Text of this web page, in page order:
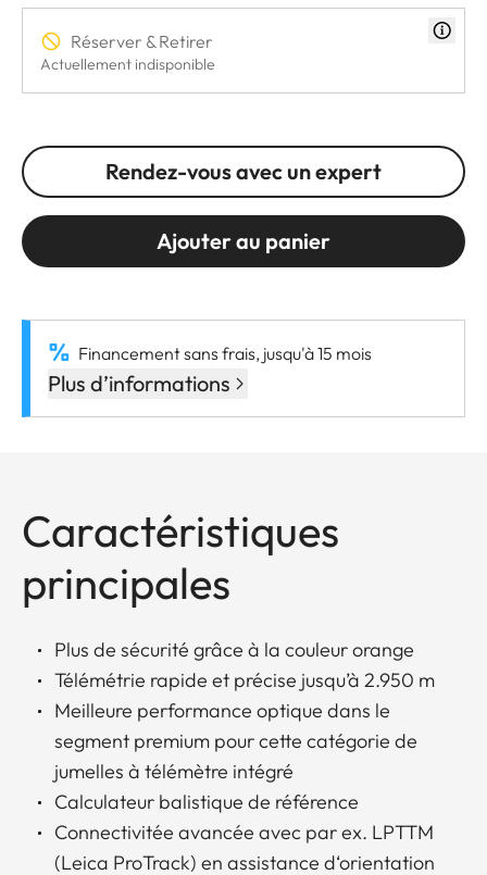
Réserver & Retirer
Actuellement indisponible
Rendez-vous avec un expert
Ajouter au panier
Financement sans frais, jusqu'à 15 mois
Plus d’informations
Caractéristiques
principales
Plus de sécurité grâce à la couleur orange
Télémétrie rapide et précise jusqu’à 2.950 m
Meilleure performance optique dans le
segment premium pour cette catégorie de
jumelles à télémètre intégré
Calculateur balistique de référence
Connectivitée avancée avec par ex. LPTTM
(Leica ProTrack) en assistance d‘orientation